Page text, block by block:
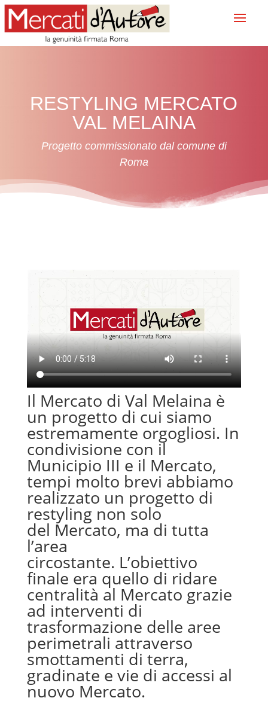
RESTYLING MERCATO
VAL MELAINA
Progetto commissionato dal comune di
Roma
Il Mercato di Val Melaina è
un progetto di cui siamo
estremamente orgogliosi. In
condivisione con il
Municipio III e il Mercato,
tempi molto brevi abbiamo
realizzato un progetto di
restyling non solo
del Mercato, ma di tutta
l’area
circostante. L’obiettivo
finale era quello di ridare
centralità al Mercato grazie
ad interventi di
trasformazione delle aree
perimetrali attraverso
smottamenti di terra,
gradinate e vie di accessi al
nuovo Mercato.